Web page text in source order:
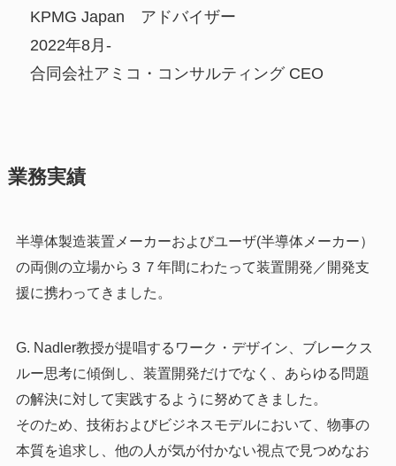
KPMG Japan アドバイザー
2022年8月-
合同会社アミコ・コンサルティング CEO
業務実績
半導体製造装置メーカーおよびユーザ(半導体メーカー）
の両側の立場から３７年間にわたって装置開発／開発支
援に携わってきました。
G. Nadler教授が提唱するワーク・デザイン、ブレークス
ルー思考に傾倒し、装置開発だけでなく、あらゆる問題
の解決に対して実践するように努めてきました。
そのため、技術およびビジネスモデルにおいて、物事の
本質を追求し、他の人が気が付かない視点で見つめなお